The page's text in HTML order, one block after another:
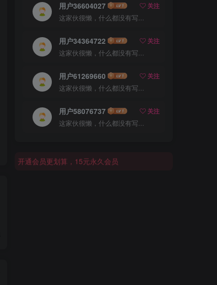
用户36604027
关注
这家伙很懒，什么都没有写...
用户34364722
关注
这家伙很懒，什么都没有写...
用户61269660
关注
这家伙很懒，什么都没有写...
用户58076737
关注
这家伙很懒，什么都没有写...
开通会员更划算，15元永久会员
开通会员更划算，15元永久会员